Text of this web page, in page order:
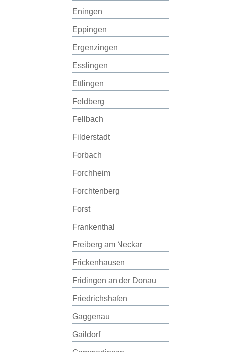
Eningen
Eppingen
Ergenzingen
Esslingen
Ettlingen
Feldberg
Fellbach
Filderstadt
Forbach
Forchheim
Forchtenberg
Forst
Frankenthal
Freiberg am Neckar
Frickenhausen
Fridingen an der Donau
Friedrichshafen
Gaggenau
Gaildorf